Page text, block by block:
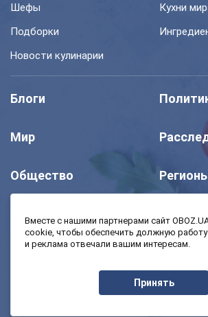
Шефы
Кухни
Подборки
Новости кулинарии
Блоги
Мир
Общество
Моя школа Авто
Вместе с нашими партнерами сайт
cookie, чтобы обеспечить должную работу
и реклама отвечали вашим интересам.
Принять